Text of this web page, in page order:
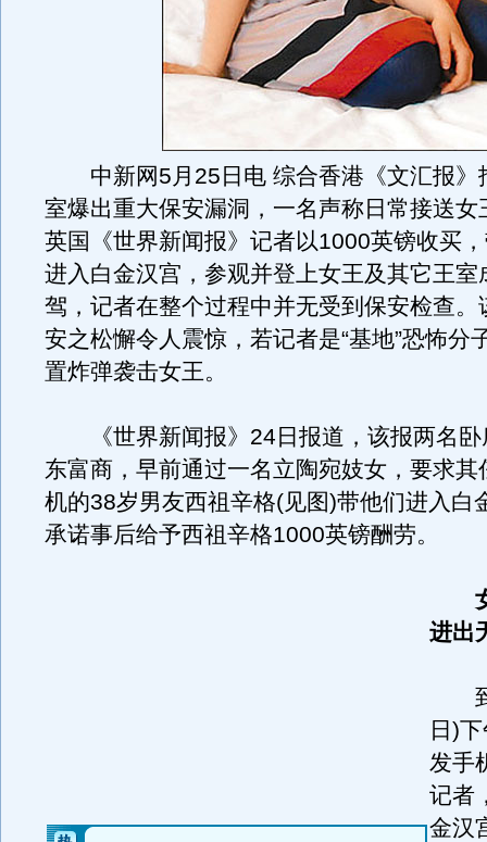
中新网5月25日电 综合香港《文汇报》
室爆出重大保安漏洞，一名声称日常接送女
英国《世界新闻报》记者以1000英镑收买
进入白金汉宫，参观并登上女王及其它王室
驾，记者在整个过程中并无受到保安检查。
安之松懈令人震惊，若记者是“基地”恐怖分
置炸弹袭击女王。
《世界新闻报》24日报道，该报两名卧
东富商，早前通过一名立陶宛妓女，要求其
机的38岁男友西祖辛格(见图)带他们进入白
承诺事后给予西祖辛格1000英镑酬劳。
进出
到
日)
发手
记者
金汉